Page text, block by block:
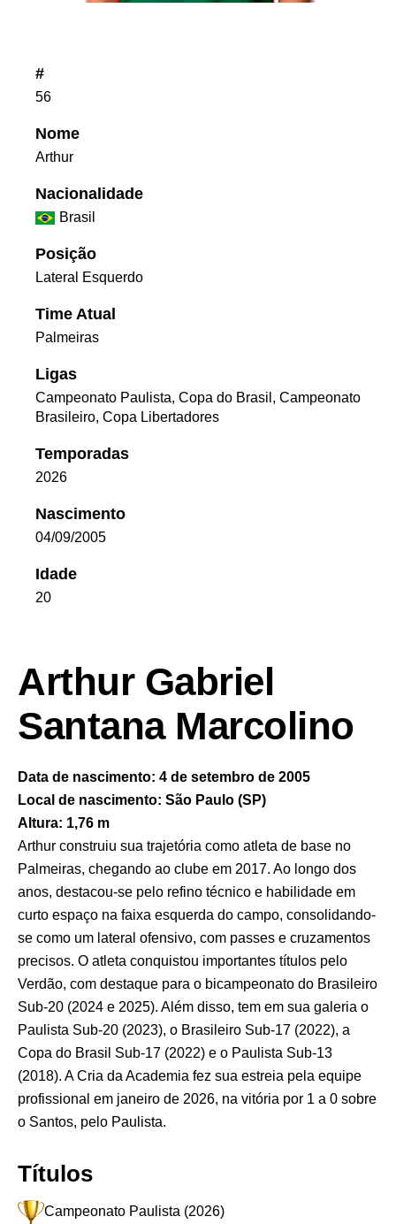
#
56
Nome
Arthur
Nacionalidade
Brasil
Posição
Lateral Esquerdo
Time Atual
Palmeiras
Ligas
Campeonato Paulista, Copa do Brasil, Campeonato
Brasileiro, Copa Libertadores
Temporadas
2026
Nascimento
04/09/2005
Idade
20
Arthur Gabriel
Santana Marcolino
Data de nascimento: 4 de setembro de 2005
Local de nascimento: São Paulo (SP)
Altura: 1,76 m
Arthur construiu sua trajetória como atleta de base no
Palmeiras, chegando ao clube em 2017. Ao longo dos
anos, destacou-se pelo refino técnico e habilidade em
curto espaço na faixa esquerda do campo, consolidando-
se como um lateral ofensivo, com passes e cruzamentos
precisos. O atleta conquistou importantes títulos pelo
Verdão, com destaque para o bicampeonato do Brasileiro
Sub-20 (2024 e 2025). Além disso, tem em sua galeria o
Paulista Sub-20 (2023), o Brasileiro Sub-17 (2022), a
Copa do Brasil Sub-17 (2022) e o Paulista Sub-13
(2018). A Cria da Academia fez sua estreia pela equipe
profissional em janeiro de 2026, na vitória por 1 a 0 sobre
o Santos, pelo Paulista.
Títulos
Campeonato Paulista (2026)